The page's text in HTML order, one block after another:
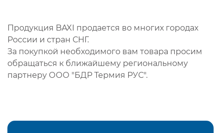
Продукция BAXI продается во многих городах
России и стран СНГ.
За покупкой необходимого вам товара просим
обращаться к ближайшему региональному
партнеру ООО "БДР Термия РУС".